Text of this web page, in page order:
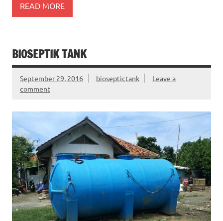
READ MORE
BIOSEPTIK TANK
September 29, 2016 bioseptictank
Leave a
comment